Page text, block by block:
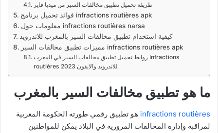
طريقة تحميل تطبيق مخالفات السير من ميديا فاير
فوائد تحميل برنامج infractions routières apk
معلومات حول infractions routières narsa
كيفية استخدام تطبيق مخالفات السير بالمغرب للاندرويد
مميزات تطبيق مخالفات السير infractions routières apk
روابط تحميل تطبيق مخالفات السير في المغرب Infractions
routières 2023 للاندرويد والايفون
ما هو تطبيق مخالفات السير بالمغرب
infractions routières
هو تطبيق رقمي طورته الحكومة المغربية
لمراقبة وإدارة المخالفات المرورية في البلاد يمكن للمواطنين